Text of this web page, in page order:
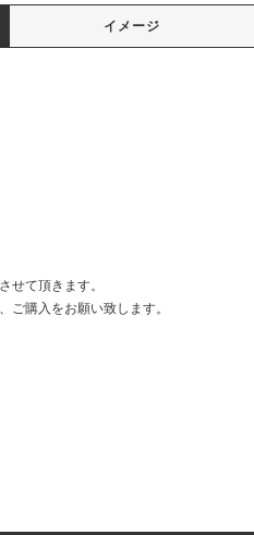
イメージ
せて頂きます。
ご購入をお願い致します。